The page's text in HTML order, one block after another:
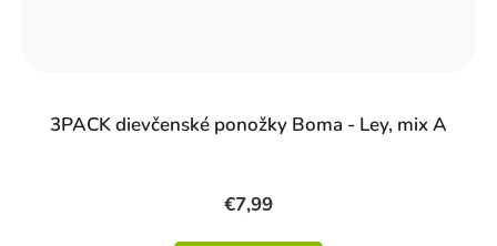
3PACK dievčenské ponožky Boma - Ley, mix A
€7,99